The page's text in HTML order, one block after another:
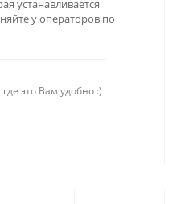
устанавливается
у операторов по
это Вам удобно :)